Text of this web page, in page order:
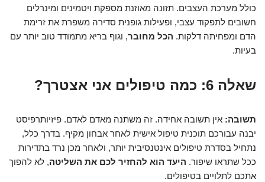
כולל מערכת העצבים. תזונה מאוזנת מספקת ויטמינים ומינרלים
חשובים לתפקוד עצבי, ופעילות גופנית סדירה משפרת את זרימת
הדם ומפחיתה דלקות. הכל מחובר, וגוף בריא מתמודד טוב יותר עם
בעיות.
שאלה 6: כמה טיפולים אני אצטרך?
תשובה: אין תשובה אחידה. זה משתנה מאדם לאדם. פיזיותרפיסט
יבנה עבורכם תוכנית טיפול אישית לאחר אבחון מקיף. בדרך כלל,
נתחיל בסדרת טיפולים אינטנסיבית יותר, ולאחר מכן נרד בתדירות
ככל שתראו שיפור. היעד הוא להחזיר לכם את השליטה, לא להפוך
אתכם לתלויים בטיפולים.